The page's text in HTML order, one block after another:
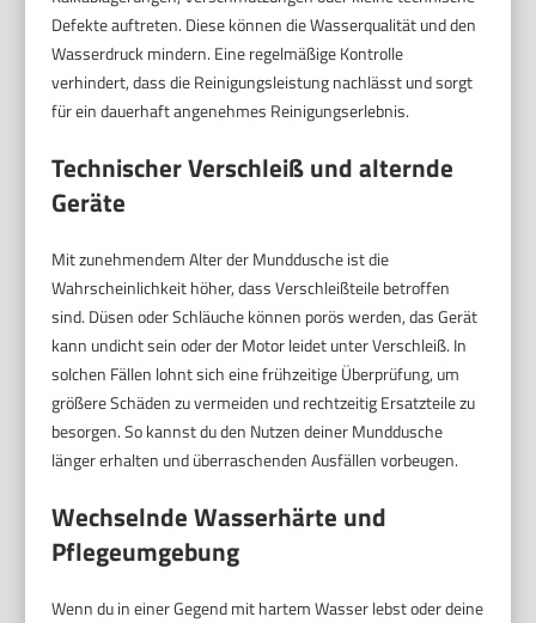
Defekte auftreten. Diese können die Wasserqualität und den
Wasserdruck mindern. Eine regelmäßige Kontrolle
verhindert, dass die Reinigungsleistung nachlässt und sorgt
für ein dauerhaft angenehmes Reinigungserlebnis.
Technischer Verschleiß und alternde
Geräte
Mit zunehmendem Alter der Munddusche ist die
Wahrscheinlichkeit höher, dass Verschleißteile betroffen
sind. Düsen oder Schläuche können porös werden, das Gerät
kann undicht sein oder der Motor leidet unter Verschleiß. In
solchen Fällen lohnt sich eine frühzeitige Überprüfung, um
größere Schäden zu vermeiden und rechtzeitig Ersatzteile zu
besorgen. So kannst du den Nutzen deiner Munddusche
länger erhalten und überraschenden Ausfällen vorbeugen.
Wechselnde Wasserhärte und
Pflegeumgebung
Wenn du in einer Gegend mit hartem Wasser lebst oder deine